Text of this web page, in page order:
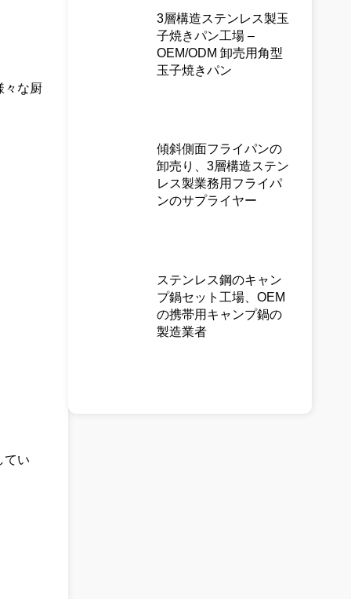
々な厨
てい
3層構造ステンレス製玉
子焼きパン工場 –
OEM/ODM 卸売用角型
玉子焼きパン
傾斜側面フライパンの
卸売り、3層構造ステン
レス製業務用フライパ
ンのサプライヤー
ステンレス鋼のキャン
プ鍋セット工場、OEM
の携帯用キャンプ鍋の
製造業者